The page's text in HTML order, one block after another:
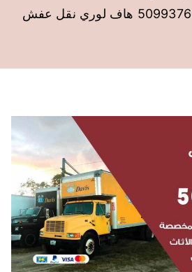
هاف لوري نويصيب 50993766 هاف لوري نقل عفش